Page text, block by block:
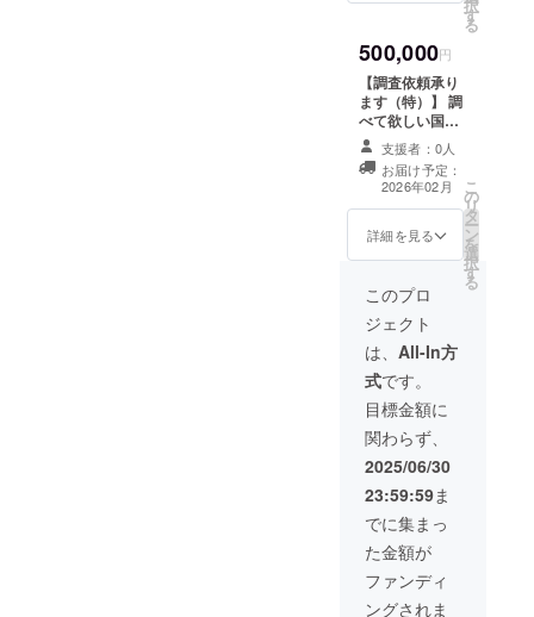
ジュールは本文
い 動画はメール
で視聴用のURL
をお送りします
・リクエストは
プロジェクト終
了後にお送りす
るメールにてヒ
アリング、調整
のうえ決定いた
します。
な方々の動画作
りのサポートを
します。細かい
所まで話し合っ
て最高の動画を
作りましょう！
※その際の経費は
ご負担よろしく
お願いします 出
来た動画は僕の
YouTubeでも公
開可能ですので
少しでもお力に
なれたら嬉しい
です 有効期限は
旅終了後の2026
2/1から1年間で
す ・リクエスト
はプロジェクト
終了後にお送り
するメールにて
ヒアリング、調
整のうえ決定い
たします。
択
す
る
500,000円
【調査依頼承り
ます（特）】 調
べて欲しい国や
地域、街や場
所、国内外問い
ません！どこで
も調べに行きま
す あの地域のレ
ストラン全てに
の街の全てのホ
テルに泊まって
接客はどうだっ
たか教えて欲し
い！ 等、こだわ
りのご要望にも
全力でお答えし
ます マイナスな
事でも感じた事
なら包み隠さず
致します！ 国内
外問いません 最
長1ヶ月の期間内
で出来る限り調
査してきます 結
果報告は現地の
支援者：0人
お届け予定：
2026年02月
詳細を見る
こ
の
リ
タ
ー
ン
を
選
択
す
る
このプロ
ジェクト
は、 All-In方
式です。
目標金額に
関わらず、
2025/06/30
23:59:59ま
でに集まっ
た金額が
ファンディ
ングされま